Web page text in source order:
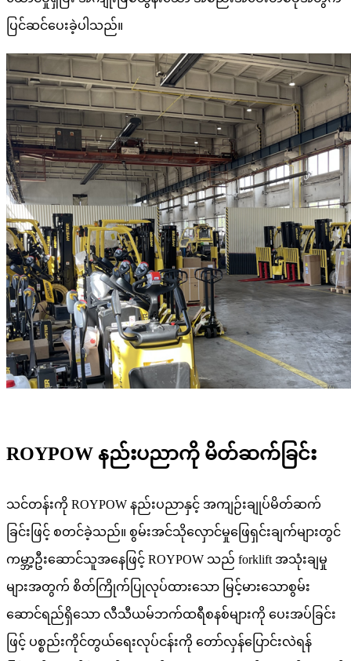
ပြင်ဆင်ပေးခဲ့ပါသည်။
ROYPOW နည်းပညာကို မိတ်ဆက်ခြင်း
သင်တန်းကို ROYPOW နည်းပညာနှင့် အကျဉ်းချုပ်မိတ်ဆက်
ခြင်းဖြင့် စတင်ခဲ့သည်။ စွမ်းအင်သိုလှောင်မှုဖြေရှင်းချက်များတွင်
ကမ္ဘာ့ဦးဆောင်သူအနေဖြင့် ROYPOW သည် forklift အသုံးချမှု
များအတွက် စိတ်ကြိုက်ပြုလုပ်ထားသော မြင့်မားသောစွမ်း
ဆောင်ရည်ရှိသော လီသီယမ်ဘက်ထရီစနစ်များကို ပေးအပ်ခြင်း
ဖြင့် ပစ္စည်းကိုင်တွယ်ရေးလုပ်ငန်းကို တော်လှန်ပြောင်းလဲရန်